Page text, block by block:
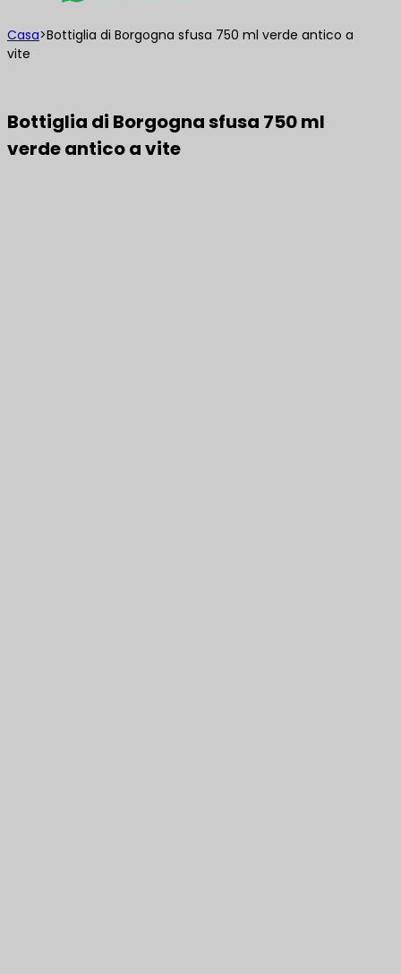
Casa>Bottiglia di Borgogna sfusa 750 ml verde antico a
vite
Bottiglia di Borgogna sfusa 750 ml
verde antico a vite